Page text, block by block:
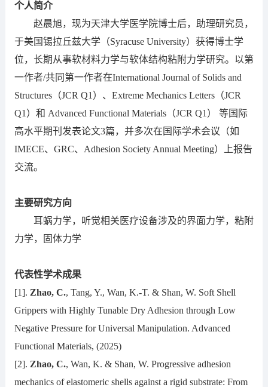
个人简介
赵晨旭，现为天津大学医学院博士后，助理研究员，
于美国锡拉丘兹大学（Syracuse University）获得博士学
位，长期从事软材料力学与软体结构粘附力学研究。以第
一作者/共同第一作者在International Journal of Solids and
Structures（JCR Q1）、Extreme Mechanics Letters（JCR
Q1）和 Advanced Functional Materials（JCR Q1） 等国际
高水平期刊发表论文3篇，并多次在国际学术会议（如
IMECE、GRC、Adhesion Society Annual Meeting）上报告
交流。
主要研究方向
耳蜗力学，听觉相关医疗设备涉及的界面力学，粘附
力学，固体力学
代表性学术成果
[1]. Zhao, C., Tang, Y., Wan, K.-T. & Shan, W. Soft Shell
Grippers with Highly Tunable Dry Adhesion through Low
Negative Pressure for Universal Manipulation. Advanced
Functional Materials, (2025)
[2]. Zhao, C., Wan, K. & Shan, W. Progressive adhesion
mechanics of elastomeric shells against a rigid substrate: From